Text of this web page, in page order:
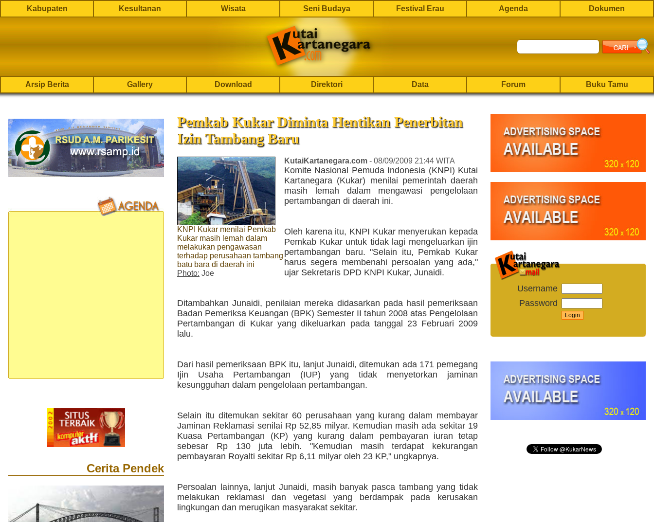
Kabupaten Kesultanan Wisata Seni Budaya Festival Erau Agenda Dokumen
Arsip Berita Gallery Download Direktori Data Forum Buku Tamu
Cerita Pendek
Pemkab Kukar Diminta Hentikan Penerbitan
Izin Tambang Baru
KNPI Kukar menilai Pemkab
Kukar masih lemah dalam
melakukan pengawasan
terhadap perusahaan tambang
batu bara di daerah ini
Photo: Joe
KutaiKartanegara.com - 08/09/2009 21:44 WITA
Komite Nasional Pemuda Indonesia (KNPI) Kutai
Kartanegara (Kukar) menilai pemerintah daerah
masih lemah dalam mengawasi pengelolaan
pertambangan di daerah ini.
Oleh karena itu, KNPI Kukar menyerukan kepada
Pemkab Kukar untuk tidak lagi mengeluarkan ijin
pertambangan baru. "Selain itu, Pemkab Kukar
harus segera membenahi persoalan yang ada,"
ujar Sekretaris DPD KNPI Kukar, Junaidi.
Ditambahkan Junaidi, penilaian mereka didasarkan pada hasil pemeriksaan
Badan Pemeriksa Keuangan (BPK) Semester II tahun 2008 atas Pengelolaan
Pertambangan di Kukar yang dikeluarkan pada tanggal 23 Februari 2009
lalu.
Dari hasil pemeriksaan BPK itu, lanjut Junaidi, ditemukan ada 171 pemegang
Ijin Usaha Pertambangan (IUP) yang tidak menyetorkan jaminan
kesungguhan dalam pengelolaan pertambangan.
Selain itu ditemukan sekitar 60 perusahaan yang kurang dalam membayar
Jaminan Reklamasi senilai Rp 52,85 milyar. Kemudian masih ada sekitar 19
Kuasa Pertambangan (KP) yang kurang dalam pembayaran iuran tetap
sebesar Rp 130 juta lebih. "Kemudian masih terdapat kekurangan
pembayaran Royalti sekitar Rp 6,11 milyar oleh 23 KP," ungkapnya.
Persoalan lainnya, lanjut Junaidi, masih banyak pasca tambang yang tidak
melakukan reklamasi dan vegetasi yang berdampak pada kerusakan
lingkungan dan merugikan masyarakat sekitar.
Username
Password